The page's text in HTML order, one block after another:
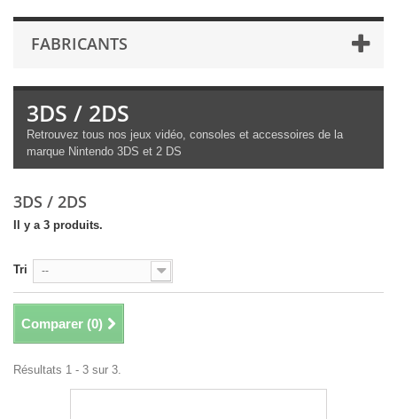
FABRICANTS
3DS / 2DS
Retrouvez tous nos jeux vidéo, consoles et accessoires de la
marque Nintendo 3DS et 2 DS
3DS / 2DS
Il y a 3 produits.
Tri --
Comparer (0)
Résultats 1 - 3 sur 3.